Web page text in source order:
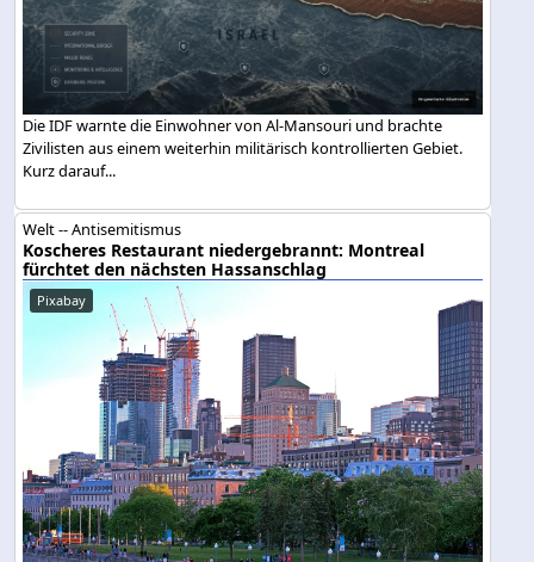
Die IDF warnte die Einwohner von Al-Mansouri und brachte
Zivilisten aus einem weiterhin militärisch kontrollierten Gebiet.
Kurz darauf...
Welt -- Antisemitismus
Koscheres Restaurant niedergebrannt: Montreal
fürchtet den nächsten Hassanschlag
Pixabay